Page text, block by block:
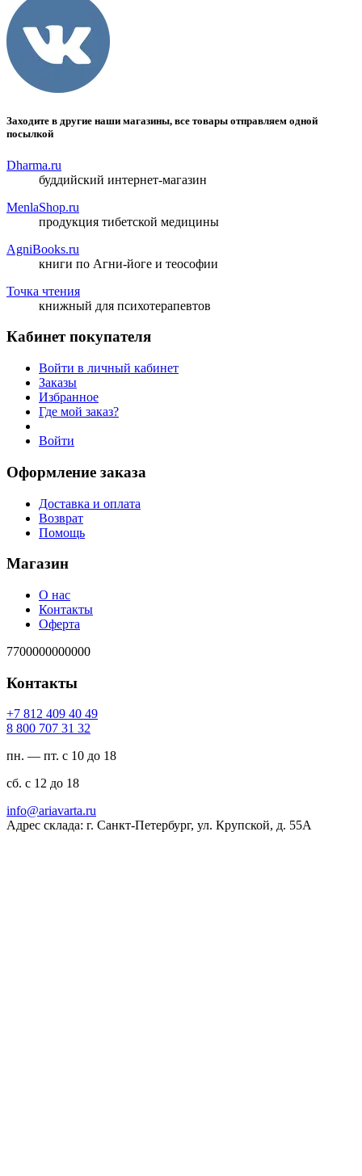
Заходите в другие наши магазины, все товары отправляем одной
посылкой
Dharma.ru
буддийский интернет-магазин
MenlaShop.ru
продукция тибетской медицины
AgniBooks.ru
книги по Агни-йоге и теософии
Точка чтения
книжный для психотерапевтов
Кабинет покупателя
Войти в личный кабинет
Заказы
Избранное
Где мой заказ?
Войти
Оформление заказа
Доставка и оплата
Возврат
Помощь
Магазин
О нас
Контакты
Оферта
7700000000000
Контакты
94 04 904 218 7+
23 13 707 008 8
пн. — пт. с 10 до 18
сб. с 12 до 18
ur.atravaira@ofni
Адрес склада: г. Санкт-Петербург, ул. Крупской, д. 55А